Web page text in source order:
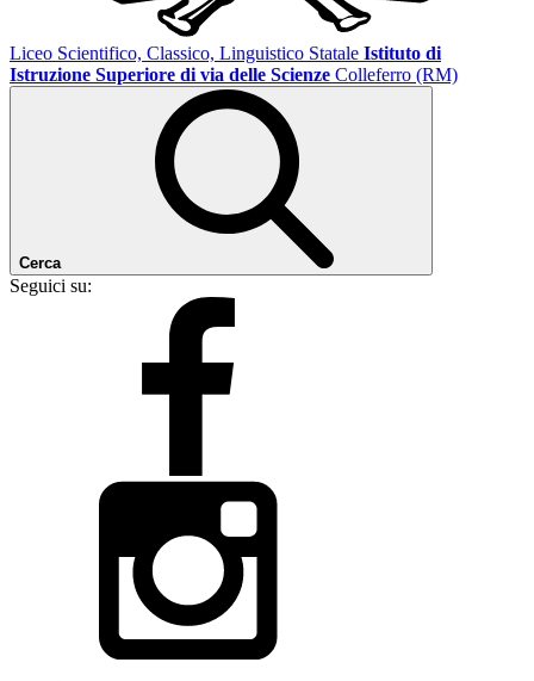
Liceo Scientifico, Classico, Linguistico Statale Istituto di
Istruzione Superiore di via delle Scienze Colleferro (RM)
Cerca
Seguici su: